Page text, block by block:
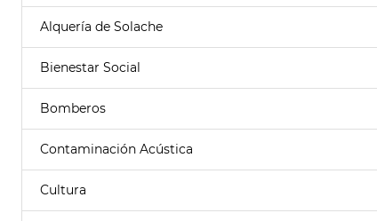
Alquería de Solache
Bienestar Social
Bomberos
Contaminación Acústica
Cultura